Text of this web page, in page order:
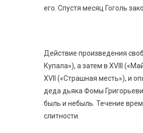
его. Спустя месяц Гоголь
Действие произведения
Купала»), а затем в XVIII
XVII («Страшная месть»), и
деда дьяка Фомы
быль и небыль. Течение
слитности.